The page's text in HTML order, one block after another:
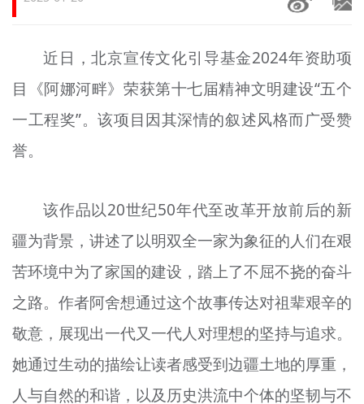
文明培育
+
未成年人思想道德建设
榜样人物
+
身边好人
北京宣传文化引导基金
宣传思想文化人才
资料库
+
近日，北京宣传文化引导基金2024年资助项
目《阿娜河畔》荣获第十七届精神文明建设“五个
一工程奖”。该项目因其深情的叙述风格而广受赞
誉。
该作品以20世纪50年代至改革开放前后的新
疆为背景，讲述了以明双全一家为象征的人们在艰
苦环境中为了家国的建设，踏上了不屈不挠的奋斗
之路。作者阿舍想通过这个故事传达对祖辈艰辛的
敬意，展现出一代又一代人对理想的坚持与追求。
她通过生动的描绘让读者感受到边疆土地的厚重，
人与自然的和谐，以及历史洪流中个体的坚韧与不